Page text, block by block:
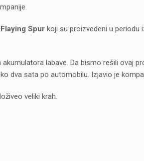
Spur koji su proizvedeni u periodu
labave. Da bismo rešili ovaj
dva sata po automobilu. Izjavio je
veliki krah.